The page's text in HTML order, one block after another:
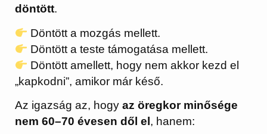
döntött.
Döntött a mozgás mellett.
Döntött a teste támogatása mellett.
Döntött amellett, hogy nem akkor kezd el
„kapkodni”, amikor már késő.
Az igazság az, hogyaz öregkor minősége
nem 60–70 évesen dől el , hanem: